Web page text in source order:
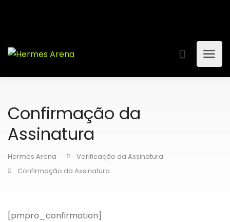
Confirmação da
Assinatura
Hermes Arena
Verificação da Assinatura
Confirmação da Assinatura
[pmpro_confirmation]